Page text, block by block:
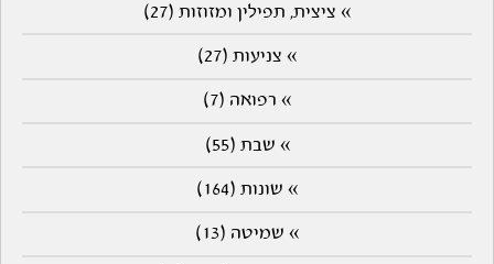
» ציצית, תפילין ומזוזות (27)
» צניעות (27)
» רפואה (7)
» שבת (55)
» שונות (164)
» שמיטה (13)